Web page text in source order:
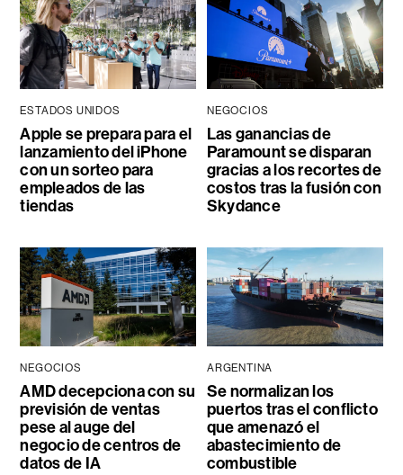
ESTADOS UNIDOS
Apple se prepara para el
lanzamiento del iPhone
con un sorteo para
empleados de las
tiendas
NEGOCIOS
Las ganancias de
Paramount se disparan
gracias a los recortes de
costos tras la fusión con
Skydance
NEGOCIOS
AMD decepciona con su
previsión de ventas
pese al auge del
negocio de centros de
datos de IA
ARGENTINA
Se normalizan los
puertos tras el conflicto
que amenazó el
abastecimiento de
combustible